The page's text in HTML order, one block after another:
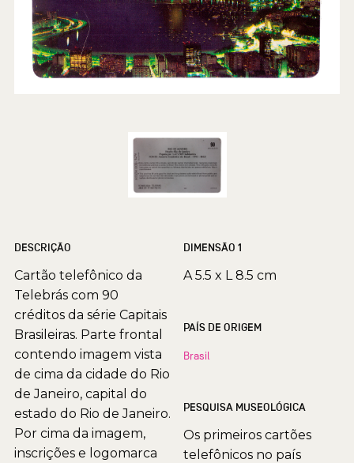
DESCRIÇÃO
Cartão telefônico da
Telebrás com 90
créditos da série Capitais
Brasileiras. Parte frontal
contendo imagem vista
de cima da cidade do Rio
de Janeiro, capital do
estado do Rio de Janeiro.
Por cima da imagem,
inscrições e logomarca
DIMENSÃO 1
A 5.5 x L 8.5 cm
PAÍS DE ORIGEM
Brasil
PESQUISA MUSEOLÓGICA
Os primeiros cartões
telefônicos no país